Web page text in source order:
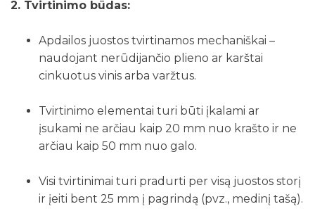
2. Tvirtinimo būdas:
Apdailos juostos tvirtinamos mechaniškai –
naudojant nerūdijančio plieno ar karštai
cinkuotus vinis arba varžtus.
Tvirtinimo elementai turi būti įkalami ar
įsukami ne arčiau kaip 20 mm nuo krašto ir ne
arčiau kaip 50 mm nuo galo.
Visi tvirtinimai turi pradurti per visą juostos storį
ir įeiti bent 25 mm į pagrindą (pvz., medinį tašą).